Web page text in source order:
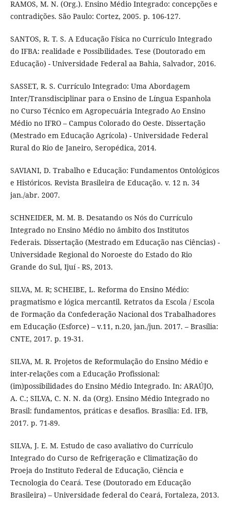
RAMOS, M. N. (Org.). Ensino Médio Integrado: concepções e
contradições. São Paulo: Cortez, 2005. p. 106-127.
SANTOS, R. T. S. A Educação Física no Currículo Integrado
do IFBA: realidade e Possibilidades. Tese (Doutorado em
Educação) - Universidade Federal aa Bahia, Salvador, 2016.
SASSET, R. S. Currículo Integrado: Uma Abordagem
Inter/Transdisciplinar para o Ensino de Língua Espanhola
no Curso Técnico em Agropecuária Integrado Ao Ensino
Médio no IFRO – Campus Colorado do Oeste. Dissertação
(Mestrado em Educação Agrícola) - Universidade Federal
Rural do Rio de Janeiro, Seropédica, 2014.
SAVIANI, D. Trabalho e Educação: Fundamentos Ontológicos
e Históricos. Revista Brasileira de Educação. v. 12 n. 34
jan./abr. 2007.
SCHNEIDER, M. M. B. Desatando os Nós do Currículo
Integrado no Ensino Médio no âmbito dos Institutos
Federais. Dissertação (Mestrado em Educação nas Ciências) -
Universidade Regional do Noroeste do Estado do Rio
Grande do Sul, Ijuí - RS, 2013.
SILVA, M. R; SCHEIBE, L. Reforma do Ensino Médio:
pragmatismo e lógica mercantil. Retratos da Escola / Escola
de Formação da Confederação Nacional dos Trabalhadores
em Educação (Esforce) – v.11, n.20, jan./jun. 2017. – Brasília:
CNTE, 2017. p. 19-31.
SILVA, M. R. Projetos de Reformulação do Ensino Médio e
inter-relações com a Educação Profissional:
(im)possibilidades do Ensino Médio Integrado. In: ARAÚJO,
A. C.; SILVA, C. N. N. da (Org). Ensino Médio Integrado no
Brasil: fundamentos, práticas e desafios. Brasília: Ed. IFB,
2017. p. 71-89.
SILVA, J. E. M. Estudo de caso avaliativo do Currículo
Integrado do Curso de Refrigeração e Climatização do
Proeja do Instituto Federal de Educação, Ciência e
Tecnologia do Ceará. Tese (Doutorado em Educação
Brasileira) – Universidade federal do Ceará, Fortaleza, 2013.